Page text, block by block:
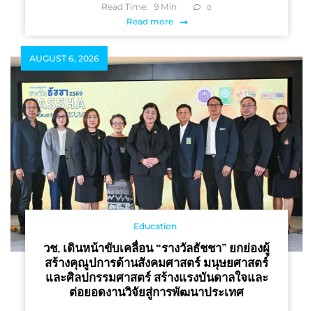
Read Time: 9 Min 0
Read more
AUGUST 6, 2026
Education
วช. เดินหน้าขับเคลื่อน “รางวัลธัชชา” ยกย่องผู้
สร้างคุณูปการด้านสังคมศาสตร์ มนุษยศาสตร์
และศิลปกรรมศาสตร์ สร้างแรงบันดาลใจและ
ต่อยอดงานวิจัยสู่การพัฒนาประเทศ